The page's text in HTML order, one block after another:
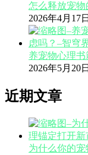
怎么释放宠
2026年4月17日
养宠物心理
2026年5月20日
近期文章
为什么你的